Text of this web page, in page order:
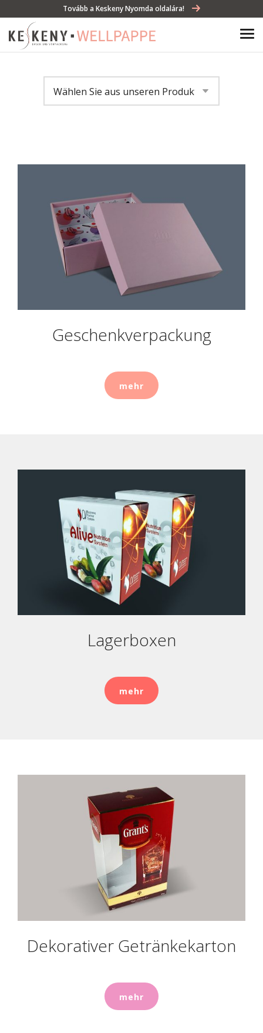
Tovább a Keskeny Nyomda oldalára!
Wählen Sie aus unseren Produkten
Tablett
Display
Bag in box
Prospekthalter
Geschenkverpackung
mehr
Lagerboxen
mehr
Dekorativer Getränkekarton
mehr